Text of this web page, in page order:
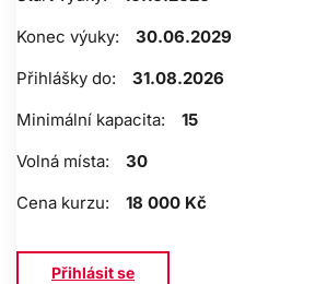
Konec výuky:
30.06.2029
Přihlášky do:
31.08.2026
Minimální kapacita:
15
Volná místa:
30
Cena kurzu:
18 000 Kč
Přihlásit se